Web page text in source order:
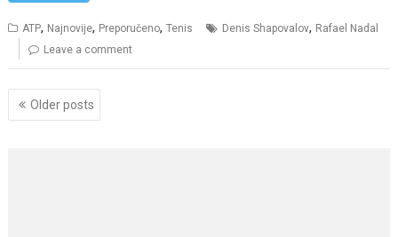
ATP, Najnovije, Preporučeno,Tenis Denis Shapovalov, Rafael Nadal
Leave a comment
Posts
navigation
Older posts